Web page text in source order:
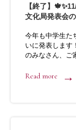
【終了】
文化局発表会
今年も中学生た
いに発表します
のみなさん、ご
Read more